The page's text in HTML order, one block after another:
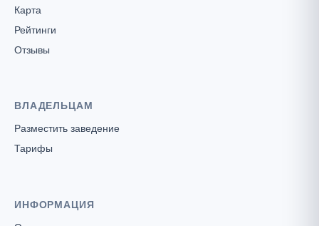
Карта
Рейтинги
Отзывы
ВЛАДЕЛЬЦАМ
Разместить заведение
Тарифы
ИНФОРМАЦИЯ